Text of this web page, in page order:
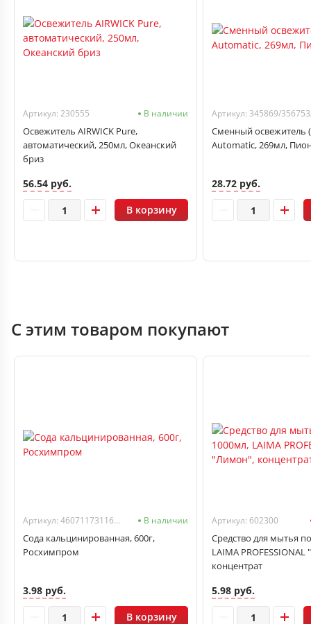
Артикул: 230555 В наличии
Освежитель AIRWICK Pure,
автоматический, 250мл, Океанский
бриз
56.54 руб.
В корзину
Сменный освежитель
Automatic, 269мл,
28.72 руб.
С этим товаром покупают
Артикул: 4607117311690 В наличии
Сода кальцинированная, 600г,
Росхимпром
3.98 руб.
В корзину
Артикул: 602300
Средство для мытья
LAIMA
концентрат
5.98 руб.